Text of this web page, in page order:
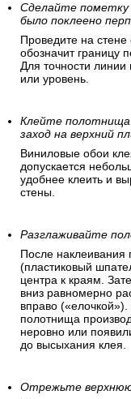
Сделайте пометку
было поклеено
Проведите на стене
обозначит границу
Для точности линии
или уровень.
Клейте полотнища
заход на верхний
Виниловые обои
допускается
удобнее клеить и
стены.
Разглаживайте
После наклеивания
(пластиковый
центра к краям.
вниз равномерно
вправо
полотнища
неровно или
до высыхания клея.
Отрежьте